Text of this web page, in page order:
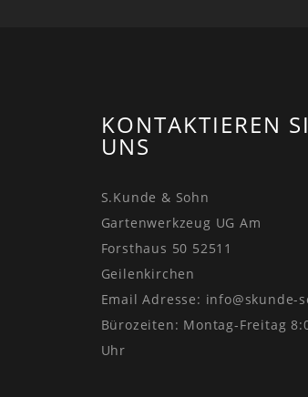
KONTAKTIEREN
UNS
S.Kunde & Sohn
Gartenwerkzeug UG Am
Forsthaus 50 52511
Geilenkirchen
Email Adresse: info@skunde-
Bürozeiten: Montag-Freitag
Uhr